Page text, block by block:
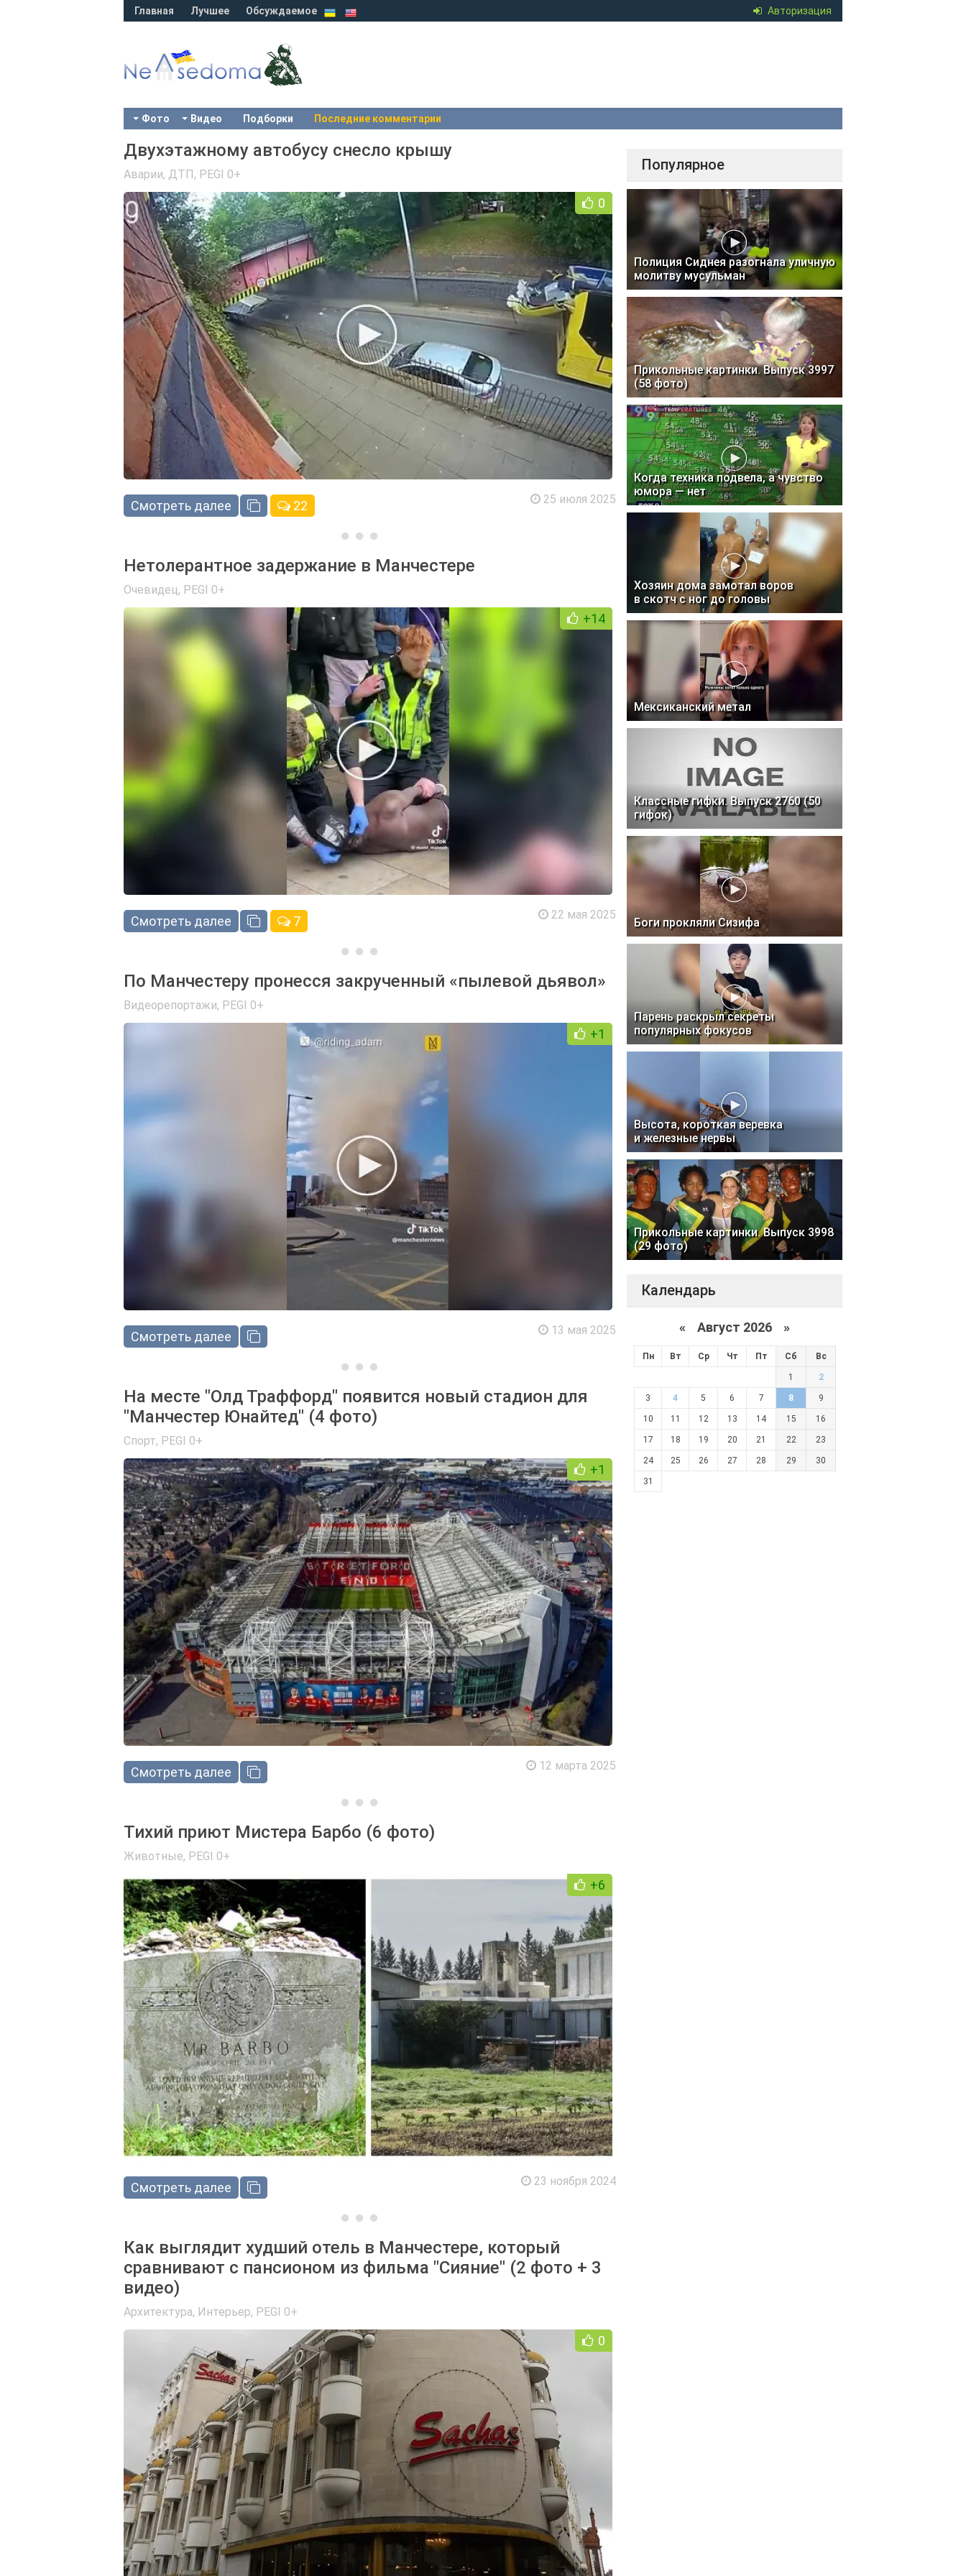
Авторизация
Главная Лучшее Обсуждаемое
Фото Видео Подборки Последние комментарии
Двухэтажному автобусу снесло крышу
Аварии, ДТП, PEGI 0+
0
Смотреть далее 22 25 июля 2025
Нетолерантное задержание в Манчестере
Очевидец, PEGI 0+
+14
Смотреть далее 7 22 мая 2025
По Манчестеру пронесся закрученный «пылевой дьявол»
Видеорепортажи, PEGI 0+
+1
Смотреть далее 13 мая 2025
На месте "Олд Траффорд" появится новый стадион для
"Манчестер Юнайтед" (4 фото)
Спорт, PEGI 0+
+1
Смотреть далее 12 марта 2025
Тихий приют Мистера Барбо (6 фото)
Животные, PEGI 0+
+6
Смотреть далее 23 ноября 2024
Как выглядит худший отель в Манчестере, который
сравнивают с пансионом из фильма "Сияние" (2 фото + 3
видео)
Архитектура, Интерьер, PEGI 0+
0
Популярное
Полиция Сиднея разогнала уличную
молитву мусульман
Прикольные картинки. Выпуск 3997
(58 фото)
Когда техника подвела, а чувство
юмора — нет
Хозяин дома замотал воров
в скотч с ног до головы
Мексиканский метал
Классные гифки. Выпуск 2760 (50
гифок)
Боги прокляли Сизифа
Парень раскрыл секреты
популярных фокусов
Высота, короткая веревка
и железные нервы
Прикольные картинки. Выпуск 3998
(29 фото)
Календарь
« Август 2026 »
Пн Вт Ср Чт Пт Сб Вс
1 2
3 4 5 6 7 8 9
10 11 12 13 14 15 16
17 18 19 20 21 22 23
24 25 26 27 28 29 30
31